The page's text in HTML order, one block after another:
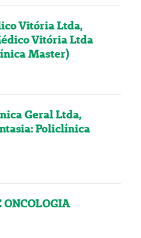
Vitória Ltda,
Vitória Ltda
Master)
Geral Ltda,
Policlínica
ONCOLOGIA